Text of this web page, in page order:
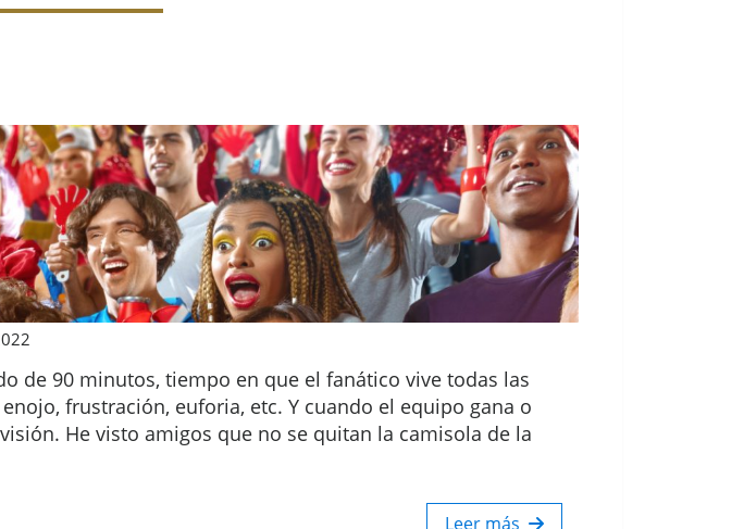
de 90 minutos, tiempo en que el fanático vive todas las
frustración, euforia, etc. Y cuando el equipo gana o
He visto amigos que no se quitan la camisola de la
Leer más